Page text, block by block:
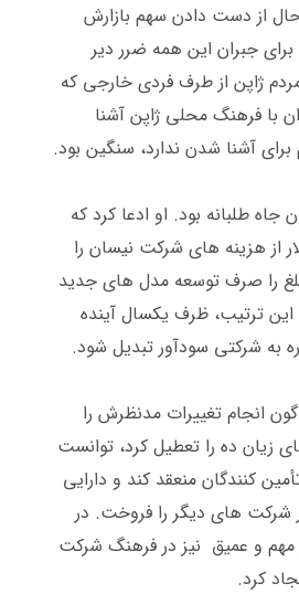
از دست دادن سهم بازارش
جبران این همه ضرر دیر
ژاپن از طرف فردی خارجی که
با فرهنگ محلی ژاپن آشنا
آشنا شدن ندارد، سنگین بود.
جاه طلبانه بود. او ادعا کرد که
دلار از هزینه های شرکت نیسان را
را صرف توسعه مدل های جدید
این ترتیب، ظرف یکسال آینده
به شرکتی سودآور تبدیل شود.
انجام تغییرات مدنظرش را
زیان ده را تعطیل کرد، توانست
کنندگان منعقد کند و دارایی
های دیگر را فروخت. در
مهم و عمیق نیز در فرهنگ شرکت
کرد.